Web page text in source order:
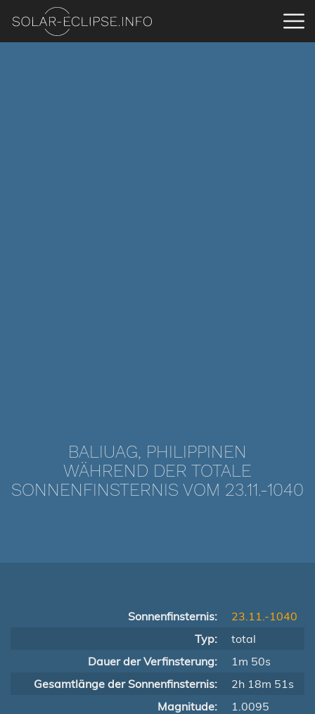
BALIUAG, PHILIPPINEN
WÄHREND DER TOTALE
SONNENFINSTERNIS VOM 23.11.-1040
Sonnenfinsternis:
23.11.-1040
Typ:
total
Dauer der Verfinsterung:
1m 50s
Gesamtlänge der Sonnenfinsternis:
2h 18m 51s
Magnitude:
1.0095